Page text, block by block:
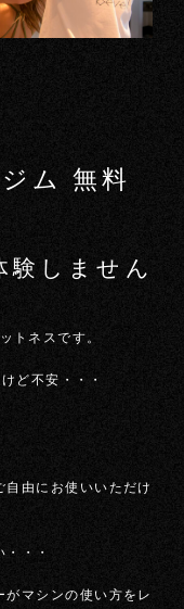
ム 無料
験しません
トネスです。
ど不安・・・
由にお使いいただけ
・・
マシンの使い方をレ